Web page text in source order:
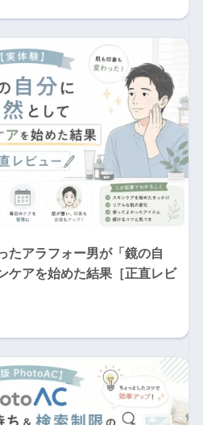
たアラフォー男が「鏡の自
ケアを始めた結果［正直レビ